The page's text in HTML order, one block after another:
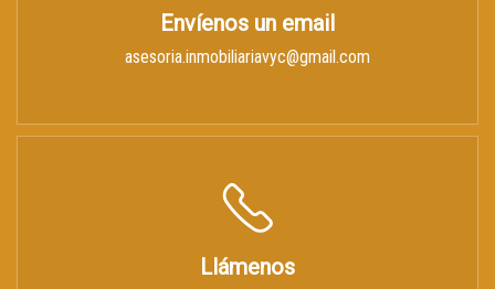
Envíenos un email
asesoria.inmobiliariavyc@gmail.com
Llámenos